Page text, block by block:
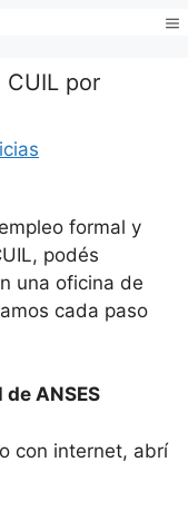
CUIL por
formal y
podés
una oficina de
cada paso
ANSES
con internet, abrí